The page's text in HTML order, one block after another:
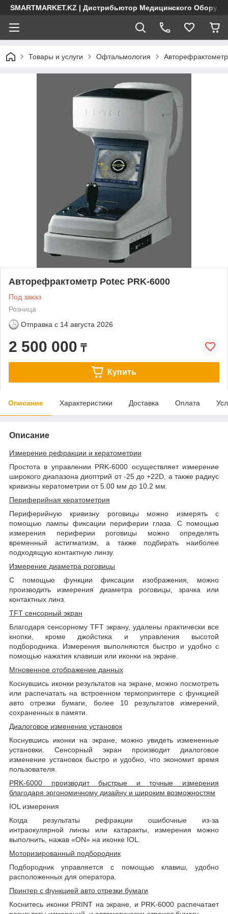
SMARTMARKET.KZ | Дистрибьютор Медицинского
Товары и услуги Офтальмология
Авторефрактометр Potec PRK-6000
Под заказ
Розница
Отправка с 14 августа 2026
2 500 000 ₸
Купить
Описание Характеристики Доставка Оплата
Описание
Измерение рефракции и кератометрии
Простота в управлении PRK-6000 осуществляет измерение
широкого диапазона диоптрий от -25 до +22D , а также радиус
кривизны кератометрии от 5.00 мм до 10.2 мм.
Периферийная кератометрия
Периферийную кривизну роговицы можно измерять с
помощью лампы фиксации периферии глаза. С помощью
измерения периферии роговицы можно определять
временный астигматизм, а также подбирать наиболее
подходящую контактную линзу.
Измерение диаметра роговицы
С помощью функции фиксации изображения, можно
производить измерения диаметра роговицы, зрачка или
контактных линз.
TFT сенсорный экран
Благодаря сенсорному TFT экрану, удалены практически все
кнопки, кроме джойстика и управления высотой
подбородника. Измерения выполняются быстро и удобно с
помощью нажатия клавиши или иконки на экране.
Мгновенное отображение данных
Коснувшись иконки результатов на экране, можно посмотреть
или распечатать на встроенном термопринтере с функцией
авто отрезки бумаги, более 10 результатов измерений,
сохраненных в памяти.
Диалоговое изменение установок
Коснувшись иконки на экране, можно увидеть измененные
установки. Сенсорный экран производит диалоговое
изменение установок быстро и удобно, что экономит время
пользователя.
PRK-6000 производит быстрые и точные измерения
благодаря эргономичному дизайну и широким возможностям
IOL измерения
Когда результаты рефракции ошибочные из-за
интраокулярной линзы или катаракты, измерения можно
выполнить, нажав «ON» на иконке IOL
Моторизированный подбородник
Подбородник управляется с помощью клавиш, удобно
расположенных для оператора.
Принтер с функцией авто отрезки бумаги
Коснитесь иконки PRINT на экране, и PRK-6000 распечатает